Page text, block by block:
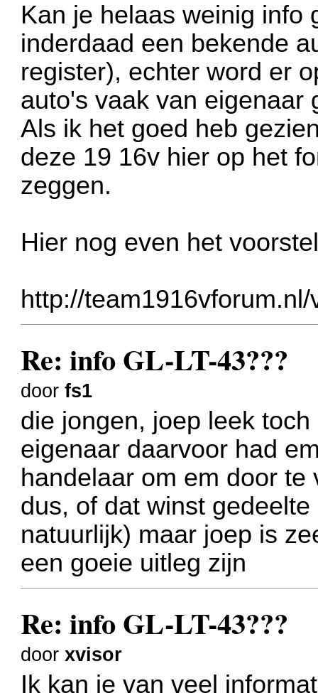
Kan je helaas weinig info
inderdaad een bekende
register), echter word er
auto's vaak van eigenaar
Als ik het goed heb
deze 19 16v hier op het
zeggen.
Hier nog even het
http://
Re: info GL-LT-43???
doorfs1
die jongen, joep leek
eigenaar daarvoor had
handelaar om em door
dus, of dat winst
natuurlijk) maar joep is
een goeie uitleg zijn
Re: info GL-LT-43???
doorxvisor
Ik kan je van veel